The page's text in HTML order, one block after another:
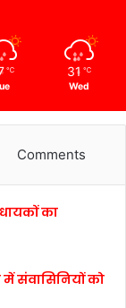
℃ 31 ℃
Wed
Comments
का
में संवासिनियों को